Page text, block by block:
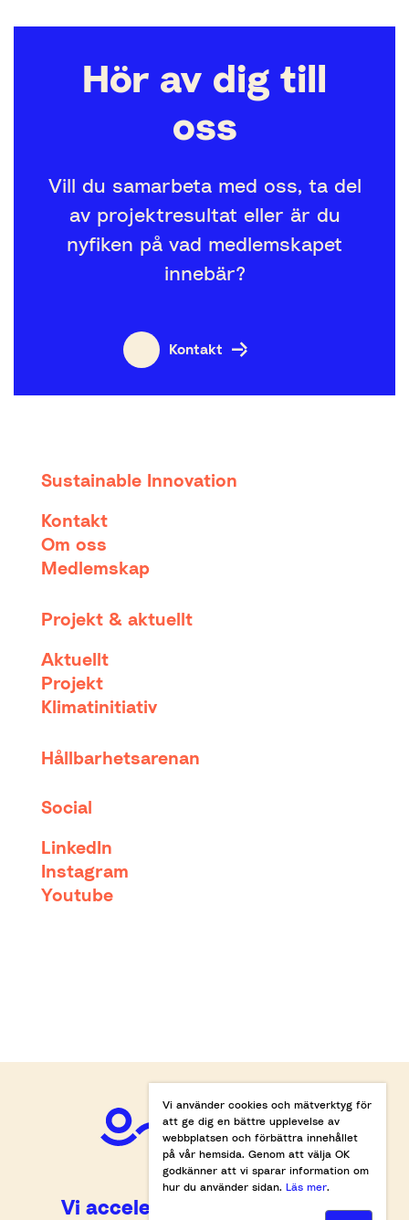
Hör av dig till
oss
Vill du samarbeta med oss, ta del
av projektresultat eller är du
nyfiken på vad medlemskapet
innebär?
Kontakt
Sustainable Innovation
Kontakt
Om oss
Medlemskap
Projekt & aktuellt
Aktuellt
Projekt
Klimatinitiativ
Hållbarhetsarenan
Social
LinkedIn
Instagram
Youtube
Vi accelererar omställningen.
Vi använder cookies och mätverktyg för
att ge dig en bättre upplevelse av
webbplatsen och förbättra innehållet
på vår hemsida. Genom att välja OK
godkänner att vi sparar information om
hur du använder sidan. Läs mer.